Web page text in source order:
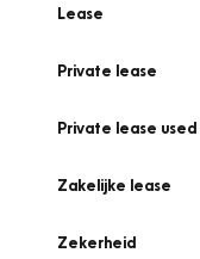
Lease
Private lease
Private lease used
Zakelijke lease
Zekerheid